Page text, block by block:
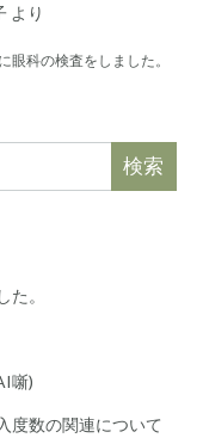
より
眼科の検査をしました。
検索
た。
噺)
度数の関連について